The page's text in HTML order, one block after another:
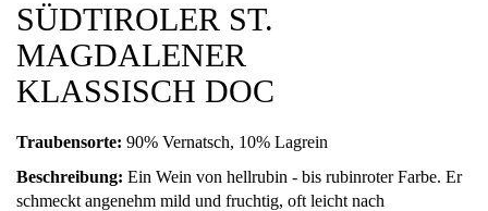
SÜDTIROLER ST.
MAGDALENER
KLASSISCH DOC
Traubensorte: 90% Vernatsch, 10% Lagrein
Beschreibung: Ein Wein von hellrubin - bis rubinroter Farbe. Er
schmeckt angenehm mild und fruchtig, oft leicht nach